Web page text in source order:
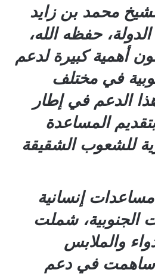
محمد بن زايد
حفظه الله،
أهمية كبيرة لدعم
في مختلف
الدعم في إطار
المساعدة
للشعوب الشقيقة
إنسانية
الجنوبية، شملت
والملابس
ساهمت في دعم